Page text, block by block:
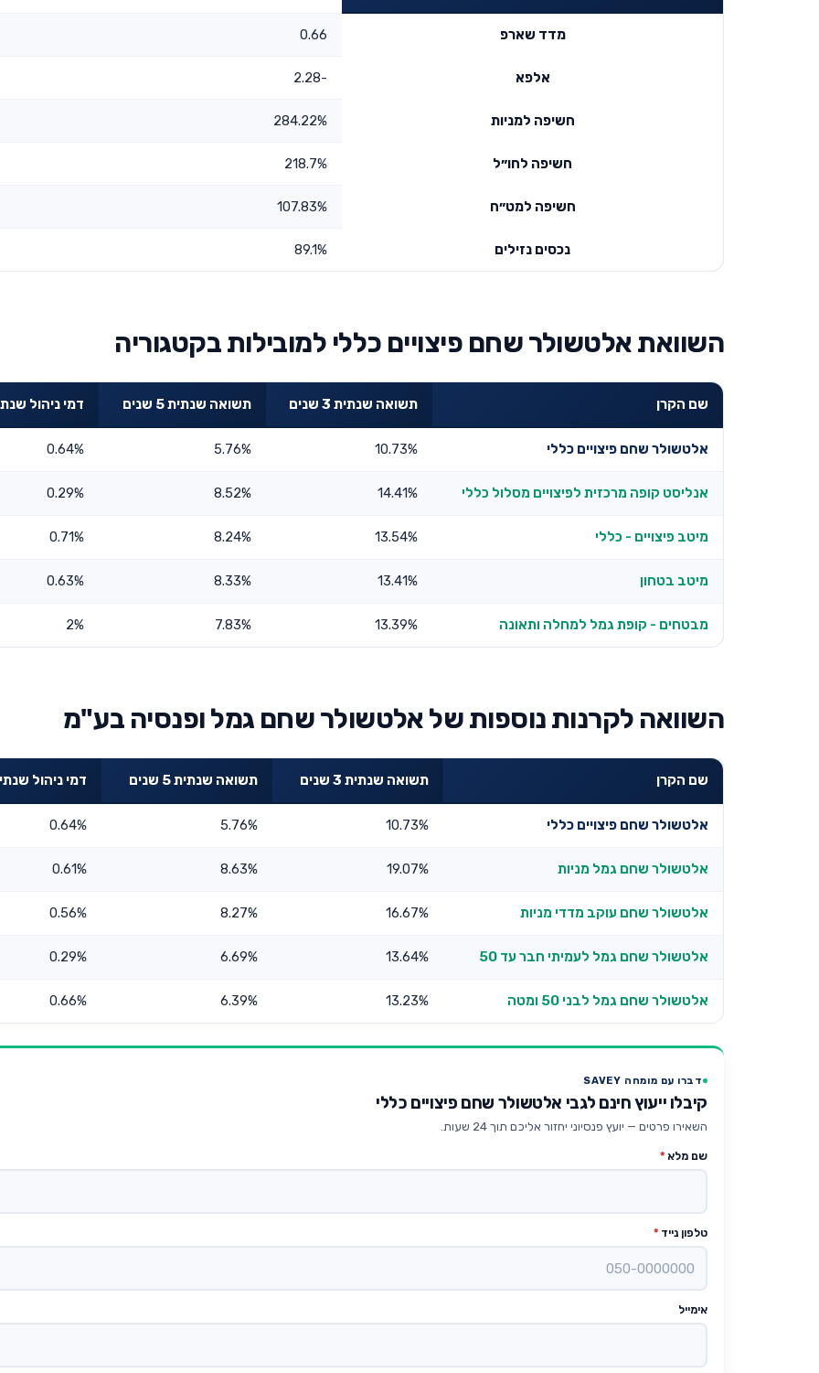
מדד שארפ 0.66
אלפא -2.28
חשיפה למניות 284.22%
חשיפה לחו״ל 218.7%
חשיפה למט״ח 107.83%
נכסים נזילים 89.1%
השוואת אלטשולר שחם פיצויים כללי למובילות בקטגוריה
שם הקרן תשואה שנתית 3 שנים תשואה שנתית 5 שנים דמי ניהול
אלטשולר שחם פיצויים כללי 10.73%
5.76%
0.64%
אנליסט קופה מרכזית לפיצויים מסלול כללי 14.41%
8.52%
0.29%
מיטב פיצויים - כללי 13.54%
8.24%
0.71%
מיטב בטחון 13.41%
8.33%
0.63%
מבטחים - קופת גמל למחלה ותאונה 13.39%
7.83%
2%
השוואה לקרנות נוספות של אלטשולר שחם גמל ופנסיה בע"מ
שם הקרן תשואה שנתית 3 שנים תשואה שנתית 5 שנים דמי ניהול
אלטשולר שחם פיצויים כללי 10.73%
5.76%
0.64%
אלטשולר שחם גמל מניות 19.07%
8.63%
0.61%
אלטשולר שחם עוקב מדדי מניות 16.67%
8.27%
0.56%
אלטשולר שחם גמל לעמיתי חבר עד 50 13.64%
6.69%
0.29%
אלטשולר שחם גמל לבני 50 ומטה 13.23%
6.39%
0.66%
דברו עם מומחה SAVEY
קיבלו ייעוץ חינם לגבי אלטשולר שחם פיצויים כללי
השאירו פרטים — יועץ פנסיוני יחזור אליכם תוך 24 שעות.
שם מלא *
טלפון נייד *
אימייל